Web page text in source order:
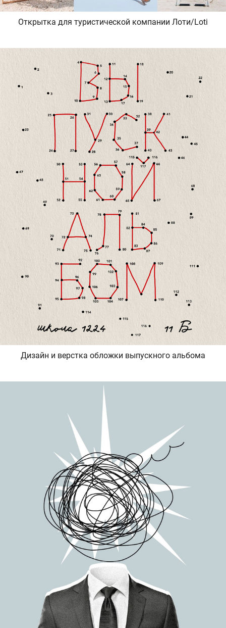
Открытка для туристической компании Лоти/Loti
Дизайн и верстка обложки выпускного альбома